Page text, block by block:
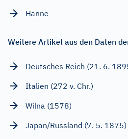
Hanne
Weitere Artikel aus den Daten
Deutsches Reich (21. 6.
Italien (272 v. Chr.)
Wilna (1578)
Japan/Russland (7. 5. 1875)